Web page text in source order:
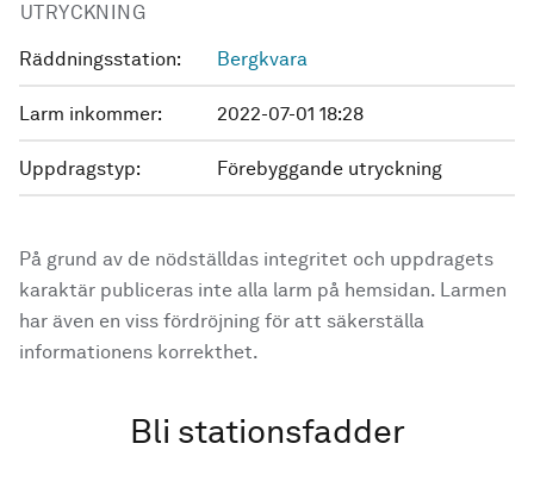
UTRYCKNING
Räddningsstation: Bergkvara
Larm inkommer: 2022-07-01 18:28
Uppdragstyp: Förebyggande utryckning
På grund av de nödställdas integritet och uppdragets
karaktär publiceras inte alla larm på hemsidan. Larmen
har även en viss fördröjning för att säkerställa
informationens korrekthet.
Bli stationsfadder